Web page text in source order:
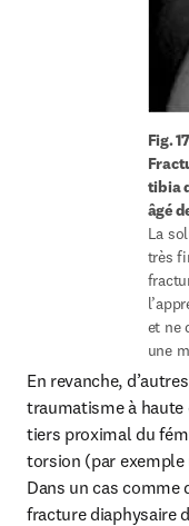
Fig.
tibia
âgé
La
très
et ne
une
En revanche,
traumatisme à haute
tiers proximal du
torsion (par exemple
Dans un cas comme
fracture diaphysaire